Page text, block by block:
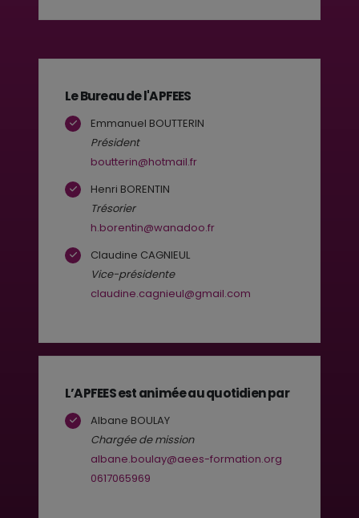
Le Bureau de l'APFEES
Emmanuel BOUTTERIN
Président
boutterin@hotmail.fr
Henri BORENTIN
Trésorier
h.borentin@wanadoo.fr
Claudine CAGNIEUL
Vice-présidente
claudine.cagnieul@gmail.com
L’APFEES est animée au quotidien par
Albane BOULAY
Chargée de mission
albane.boulay@aees-formation.org
0617065969